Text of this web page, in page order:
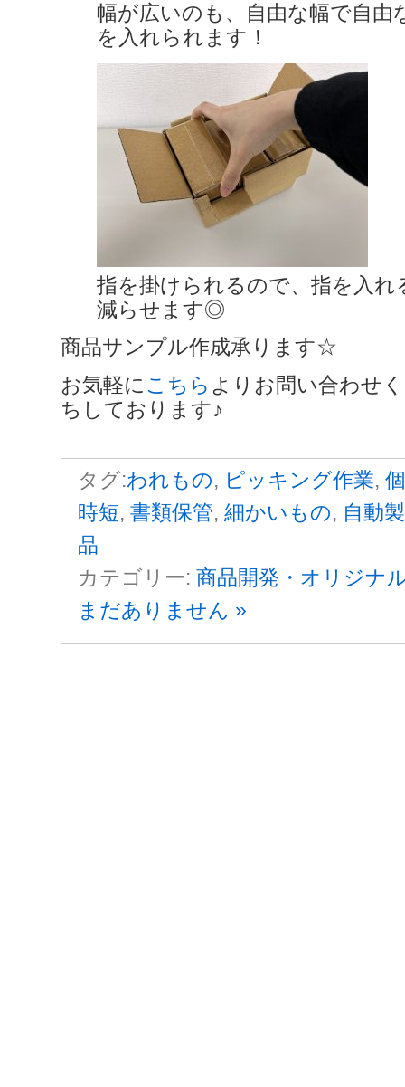
幅が広いのも、自由な幅で自由
を入れられ
指を掛けられるので、指を入れ
減らせ
商品サンプル作成承ります☆
お気軽に こちら よりお問い合わせ
ちしております♪
タグ:われもの, ピッキング作業,
時短, 書類保管, 細かいもの, 自動
品
カテゴリー: 商品開発・オリジナ
まだありません »